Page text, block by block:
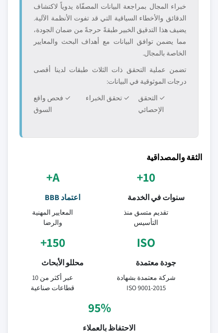
خبراء المجال بمراجعة البيانات المصفّاة يدوياً لاكتشاف
الدقائق والأخطاء السياقية التي قد تفوت الأنظمة الآلية.
يضيف هذا التدقيق الخبير طبقةً حرجةً من ضمان الجودة،
مما يضمن توافق البيانات مع أهداف البحث والمعايير
الخاصة بالمجال.
تضمن عملية التحقق ذات الثلاث طبقات لدينا أقصى
درجات الموثوقية في البيانات:
✓ التحقق
الإحصائي
✓ تحقق الخبراء
✓ فحص واقع
السوق
الثقة والمصداقية
10+
سنوات في الخدمة
تقديم متسق منذ
التأسيس
A+
اعتماد BBB
المعايير المهنية
والرضا
ISO
جودة معتمدة
شركة معتمدة بشهادة
ISO 9001-2015
150+
محللو الأبحاث
عبر أكثر من 10
قطاعات صناعية
95%
الاحتفاظ بالعملاء